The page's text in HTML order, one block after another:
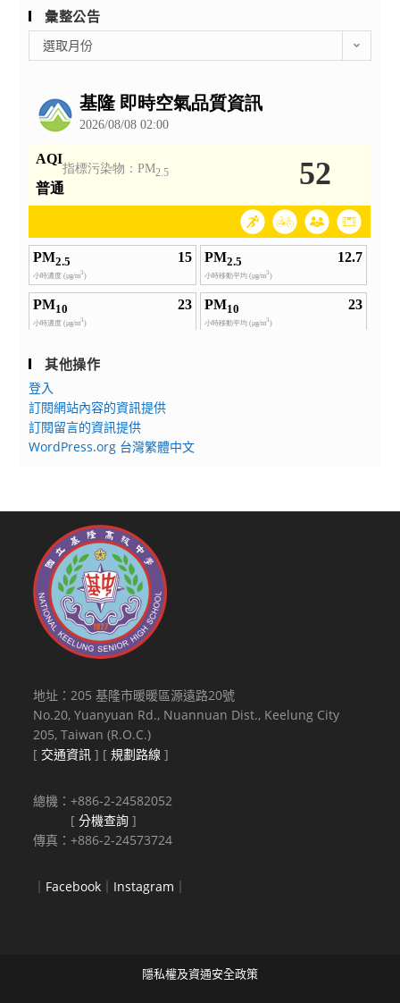
彙整公告
整
選取月份
其他操作
登入
訂閱網站內容的資訊提供
訂閱留言的資訊提供
WordPress.org 台灣繁體中文
地址：205 基隆市暖暖區源遠路20號
No.20, Yuanyuan Rd., Nuannuan Dist., Keelung City
205, Taiwan (R.O.C.)
[ 交通資訊 ] [規劃路線 ]
總機：+886-2-24582052
[分機查詢 ]
傳真：+886-2-24573724
｜ Facebook ｜ Instagram ｜
隱私權及資通安全政策